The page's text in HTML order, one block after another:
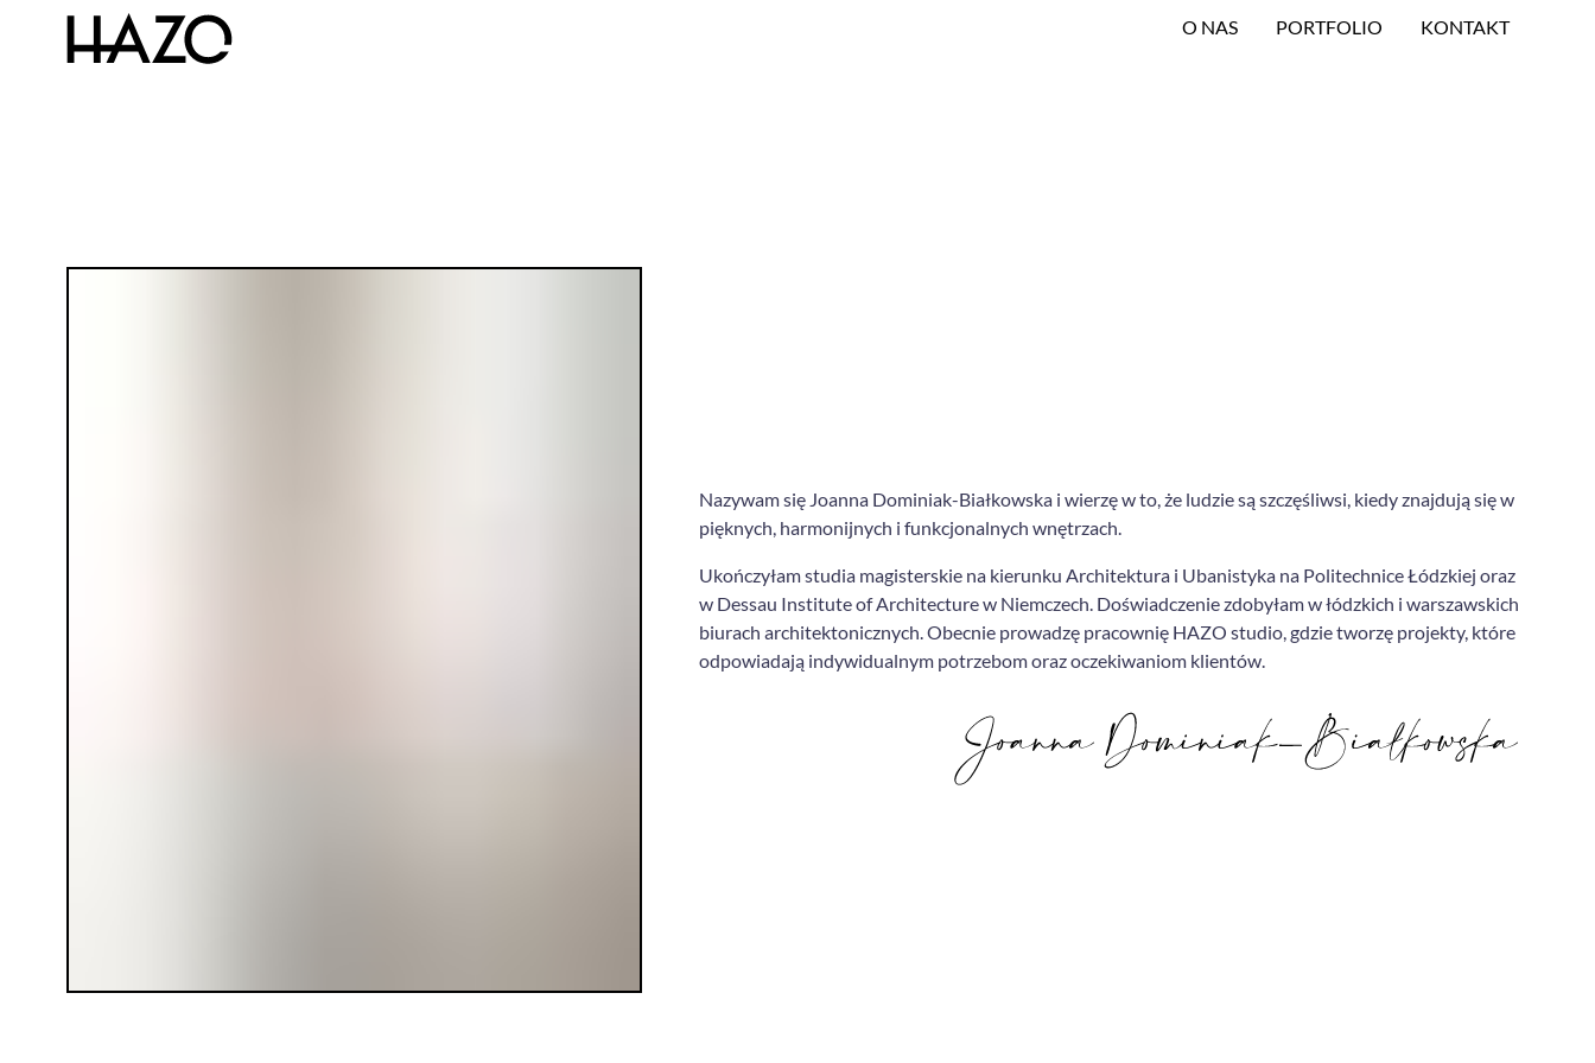
O NAS PORTFOLIO KONTAKT
Nazywam się Joanna Dominiak-Białkowska i wierzę w to, że ludzie są szczęśliwsi, kiedy znajdują się w
pięknych, harmonijnych i funkcjonalnych wnętrzach.
Ukończyłam studia magisterskie na kierunku Architektura i Ubanistyka na Politechnice Łódzkiej oraz
w Dessau Institute of Architecture w Niemczech. Doświadczenie zdobyłam w łódzkich i warszawskich
biurach architektonicznych. Obecnie prowadzę pracownię HAZO studio, gdzie tworzę projekty, które
odpowiadają indywidualnym potrzebom oraz oczekiwaniom klientów.